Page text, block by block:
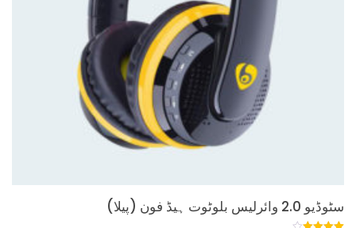
سٹوڈیو 2.0 وائرلیس بلوٹوت ہیڈ فون (پیلا)